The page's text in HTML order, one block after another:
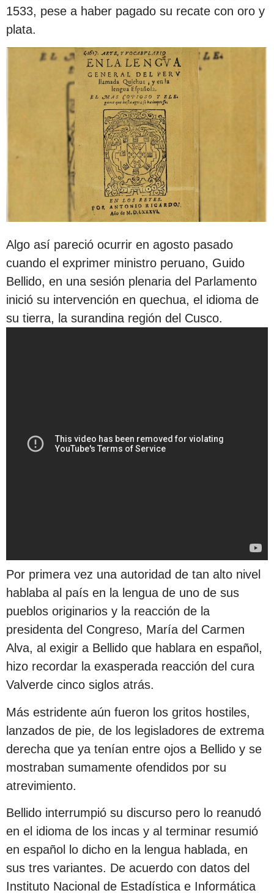
1533, pese a haber pagado su recate con oro y
plata.
Algo así pareció ocurrir en agosto pasado
cuando el exprimer ministro peruano, Guido
Bellido, en una sesión plenaria del Parlamento
inició su intervención en quechua, el idioma de
su tierra, la surandina región del Cusco.
Por primera vez una autoridad de tan alto nivel
hablaba al país en la lengua de uno de sus
pueblos originarios y la reacción de la
presidenta del Congreso, María del Carmen
Alva, al exigir a Bellido que hablara en español,
hizo recordar la exasperada reacción del cura
Valverde cinco siglos atrás.
Más estridente aún fueron los gritos hostiles,
lanzados de pie, de los legisladores de extrema
derecha que ya tenían entre ojos a Bellido y se
mostraban sumamente ofendidos por su
atrevimiento.
Bellido interrumpió su discurso pero lo reanudó
en el idioma de los incas y al terminar resumió
en español lo dicho en la lengua hablada, en
sus tres variantes. De acuerdo con datos del
Instituto Nacional de Estadística e Informática